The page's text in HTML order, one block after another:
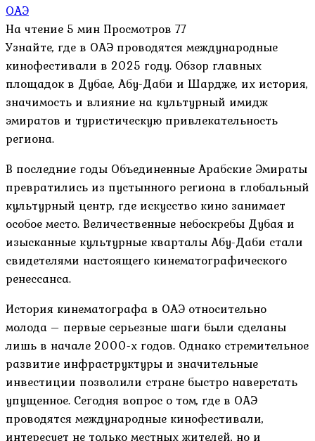
ОАЭ
На чтение 5 мин Просмотров 77
Узнайте, где в ОАЭ проводятся международные
кинофестивали в 2025 году. Обзор главных
площадок в Дубае, Абу-Даби и Шардже, их история,
значимость и влияние на культурный имидж
эмиратов и туристическую привлекательность
региона.
В последние годы Объединенные Арабские Эмираты
превратились из пустынного региона в глобальный
культурный центр, где искусство кино занимает
особое место. Величественные небоскребы Дубая и
изысканные культурные кварталы Абу-Даби стали
свидетелями настоящего кинематографического
ренессанса.
История кинематографа в ОАЭ относительно
молода – первые серьезные шаги были сделаны
лишь в начале 2000-х годов. Однако стремительное
развитие инфраструктуры и значительные
инвестиции позволили стране быстро наверстать
упущенное. Сегодня вопрос о том, где в ОАЭ
проводятся международные кинофестивали,
интересует не только местных жителей, но и